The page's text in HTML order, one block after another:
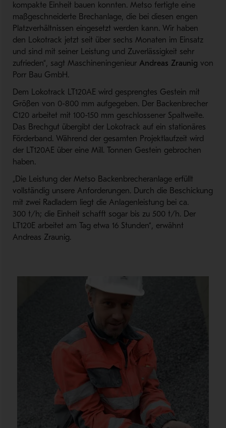
kompakte Einheit bauen konnten. Metso fertigte eine
maßgeschneiderte Brechanlage, die bei diesen engen
Platzverhältnissen eingesetzt werden kann. Wir haben
den Lokotrack jetzt seit über sechs Monaten im Einsatz
und sind mit seiner Leistung und Zuverlässigkeit sehr
zufrieden“, sagt Maschineningenieur Andreas Zraunig von
Porr Bau GmbH.
Dem Lokotrack LT120AE wird gesprengtes Gestein mit
Größen von 0-800 mm aufgegeben. Der Backenbrecher
C120 arbeitet mit 100-150 mm geschlossener Spaltweite.
Das Brechgut übergibt der Lokotrack auf ein stationäres
Förderband. Während der gesamten Projektlaufzeit wird
der LT120AE über eine Mill. Tonnen Gestein gebrochen
haben.
„Die Leistung der Metso Backenbrecheranlage erfüllt
vollständig unsere Anforderungen. Durch die Beschickung
mit zwei Radladern liegt die Anlagenleistung bei ca.
300 t/h; die Einheit schafft sogar bis zu 500 t/h. Der
LT120E arbeitet am Tag etwa 16 Stunden“, erwähnt
Andreas Zraunig.